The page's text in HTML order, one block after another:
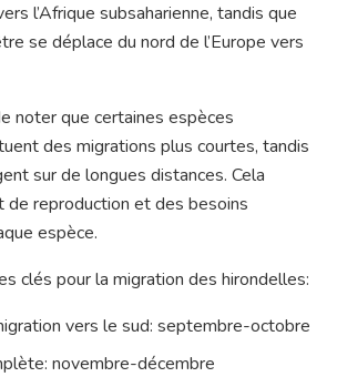
l’Afrique subsaharienne, tandis que
se déplace du nord de l’Europe vers
noter que certaines espèces
des migrations plus courtes, tandis
sur de longues distances. Cela
de reproduction et des besoins
espèce.
clés pour la migration des hirondelles:
vers le sud: septembre-octobre
novembre-décembre